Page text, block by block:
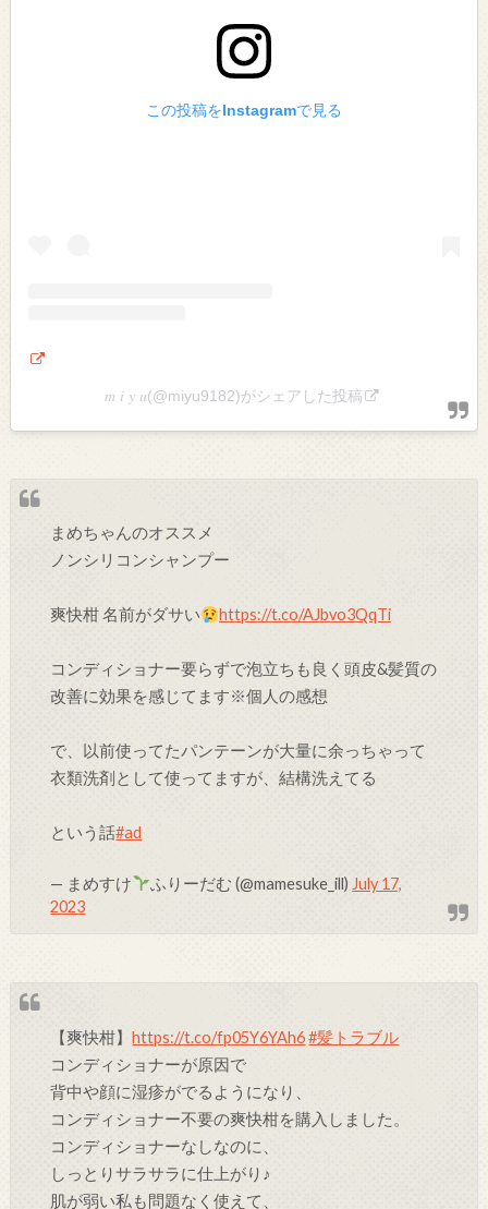
この投稿をInstagramで見る
𝑚 𝑖 𝑦 𝑢(@miyu9182)がシェアした投稿
まめちゃんのオススメ
ノンシリコンシャンプー
爽快柑 名前がダサい https://t.co/AJbvo3QqTi
コンディショナー要らずで泡立ちも良く頭皮&髪質の
改善に効果を感じてます※個人の感想
で、以前使ってたパンテーンが大量に余っちゃって
衣類洗剤として使ってますが、結構洗えてる
という話#ad
— まめすけ ふりーだむ (@mamesuke_ill) July 17,
2023
【爽快柑】https://t.co/fp05Y6YAh6 #髪トラブル
コンディショナーが原因で
背中や顔に湿疹がでるようになり、
コンディショナー不要の爽快柑を購入しました。
コンディショナーなしなのに、
しっとりサラサラに仕上がり♪
肌が弱い私も問題なく使えて、